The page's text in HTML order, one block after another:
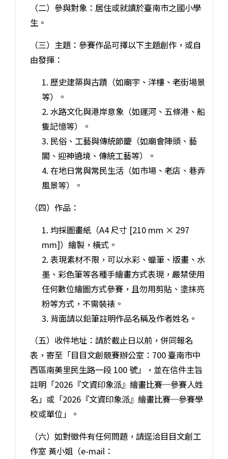
（二）參與對象：居住或就讀於臺南市之國小學
生。
（三）主題：參賽作品可擇以下主題創作，或自
由發揮：
1. 歷史建築與古蹟（如廟宇、洋樓、老街場景
等）。
2. 水路文化與港岸意象（如運河、五條港、船
隻記憶等）。
3. 民俗、工藝與傳統節慶（如廟會陣頭、藝
閣、迎神遶境、傳統工藝等）。
4. 在地日常與常民生活（如市場、老店、巷弄
風景等）。
（四）作品：
1. 均採圖畫紙（A4 尺寸 [210 mm × 297
mm]）繪製，橫式。
2. 表現素材不限，可以水彩、蠟筆、版畫、水
墨、彩色筆等各種手繪畫方式表現，嚴禁使用
任何數位繪圖方式參賽，且勿用剪貼、塗抹亮
粉等方式，不需裝裱。
3. 背面請以鉛筆註明作品名稱及作者姓名。
（五）收件地址：請於截止日以前，併同報名
表，寄至「目目文創競賽辦公室：700 臺南市中
西區南美里民生路一段 100 號」，並在信件主旨
註明「2026『文資印象派』繪畫比賽─參賽人姓
名」或「2026『文資印象派』繪畫比賽─參賽學
校或單位」。
（六）如對徵件有任何問題，請逕洽目目文創工
作室 黃小姐（e-mail：